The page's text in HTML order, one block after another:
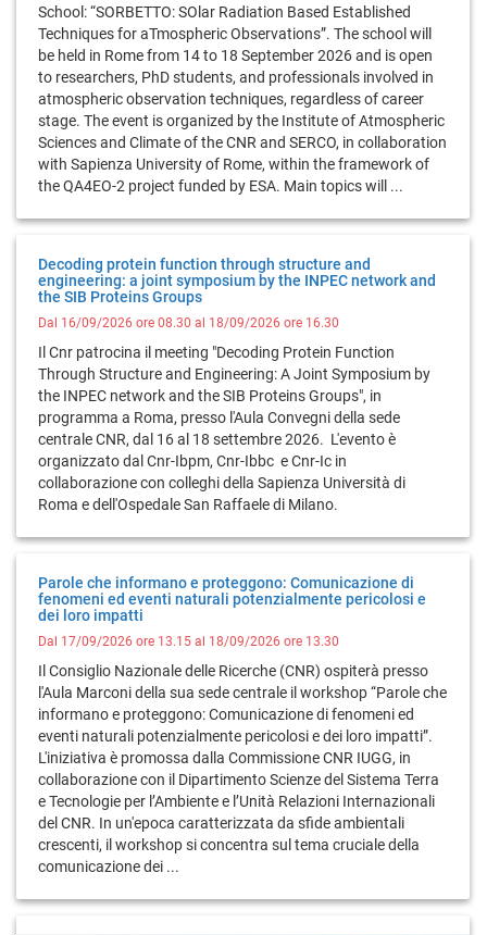
School: “SORBETTO: SOlar Radiation Based Established
Techniques for aTmospheric Observations”. The school will
be held in Rome from 14 to 18 September 2026 and is open
to researchers, PhD students, and professionals involved in
atmospheric observation techniques, regardless of career
stage. The event is organized by the Institute of Atmospheric
Sciences and Climate of the CNR and SERCO, in collaboration
with Sapienza University of Rome, within the framework of
the QA4EO-2 project funded by ESA. Main topics will ...
Decoding protein function through structure and
engineering: a joint symposium by the INPEC network and
the SIB Proteins Groups
Dal 16/09/2026 ore 08.30 al 18/09/2026 ore 16.30
Il Cnr patrocina il meeting "Decoding Protein Function
Through Structure and Engineering: A Joint Symposium by
the INPEC network and the SIB Proteins Groups", in
programma a Roma, presso l'Aula Convegni della sede
centrale CNR, dal 16 al 18 settembre 2026. L'evento è
organizzato dal Cnr-Ibpm, Cnr-Ibbc e Cnr-Ic in
collaborazione con colleghi della Sapienza Università di
Roma e dell'Ospedale San Raffaele di Milano.
Parole che informano e proteggono: Comunicazione di
fenomeni ed eventi naturali potenzialmente pericolosi e
dei loro impatti
Dal 17/09/2026 ore 13.15 al 18/09/2026 ore 13.30
Il Consiglio Nazionale delle Ricerche (CNR) ospiterà presso
l'Aula Marconi della sua sede centrale il workshop “Parole che
informano e proteggono: Comunicazione di fenomeni ed
eventi naturali potenzialmente pericolosi e dei loro impatti”.
L'iniziativa è promossa dalla Commissione CNR IUGG, in
collaborazione con il Dipartimento Scienze del Sistema Terra
e Tecnologie per l’Ambiente e l’Unità Relazioni Internazionali
del CNR. In un'epoca caratterizzata da sfide ambientali
crescenti, il workshop si concentra sul tema cruciale della
comunicazione dei ...